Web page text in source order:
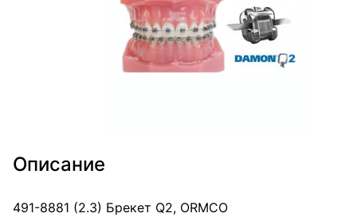
Описание
491-8881 (2.3) Брекет Q2, ORMCO